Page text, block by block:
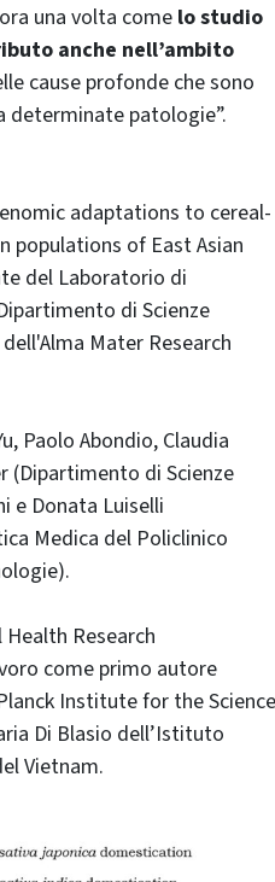
una volta comelo studio
anche nell’ambito
cause profonde che sono
determinate patologie”.
adaptations to cereal-
of East Asian
del Laboratorio di
di Scienze
Mater Research
Paolo Abondio, Claudia
(Dipartimento di Scienze
e Donata Luiselli
Medica del Policlinico
Research
come primo autore
Institute for the Science
Di Blasio dell’Istituto
Vietnam.